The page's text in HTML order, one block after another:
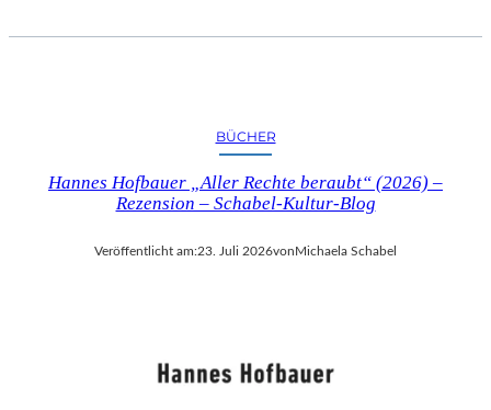
BÜCHER
Hannes Hofbauer „Aller Rechte beraubt“ (2026) –
Rezension – Schabel-Kultur-Blog
Veröffentlicht am:23. Juli 2026vonMichaela Schabel